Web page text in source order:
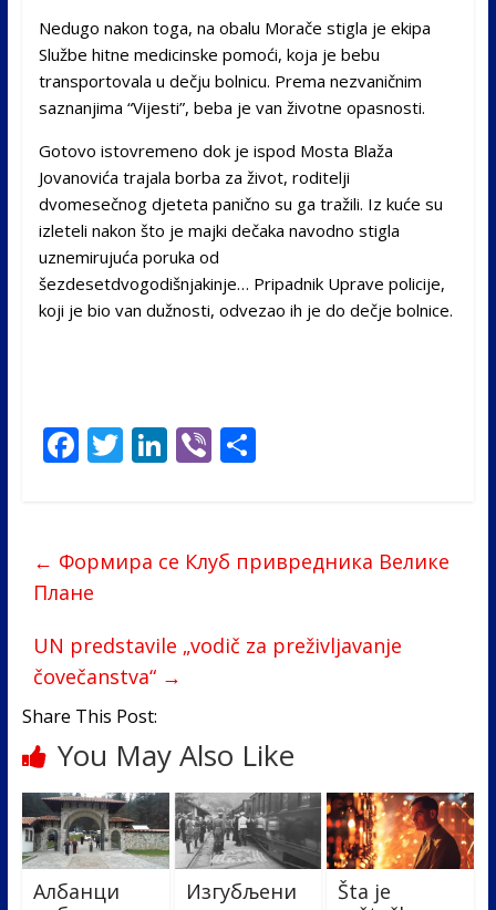
Nedugo nakon toga, na obalu Morače stigla je ekipa
Službe hitne medicinske pomoći, koja je bebu
transportovala u dečju bolnicu. Prema nezvaničnim
saznanjima “Vijesti”, beba je van životne opasnosti.
Gotovo istovremeno dok je ispod Mosta Blaža
Jovanovića trajala borba za život, roditelji
dvomesečnog djeteta panično su ga tražili. Iz kuće su
izleteli nakon što je majki dečaka navodno stigla
uznemirujuća poruka od
šezdesetdvogodišnjakinje… Pripadnik Uprave policije,
koji je bio van dužnosti, odvezao ih je do dečje bolnice.
F
ac
b
o
k
T
w
er
Li
n
e
dI
Vi
b
S
e
← Формира се Клуб привредника Велике
Плане
UN predstavile „vodič za preživljavanje
čovečanstva“ →
Share This Post:
You May Also Like
Албанци
Изгубљени
Šta je